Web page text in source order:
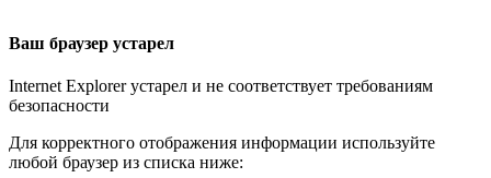
Ваш браузер устарел
Internet Explorer устарел и не соответствует требованиям
безопасности
Для корректного отображения информации используйте
любой браузер из списка ниже: